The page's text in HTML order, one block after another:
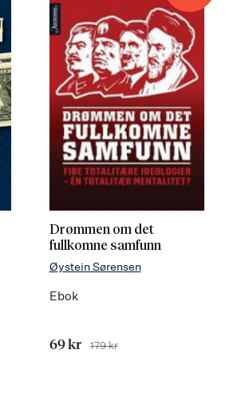
Drømmen om det
fullkomne samfunn
Øystein Sørensen
Ebok
Tilbudspris
69 kr Før
179 kr